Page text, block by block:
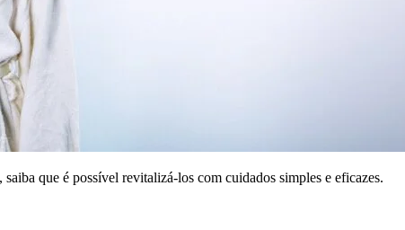
que é possível revitalizá-los com cuidados simples e eficazes.